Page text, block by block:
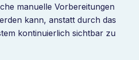
manuelle Vorbereitungen
kann, anstatt durch das
kontinuierlich sichtbar zu